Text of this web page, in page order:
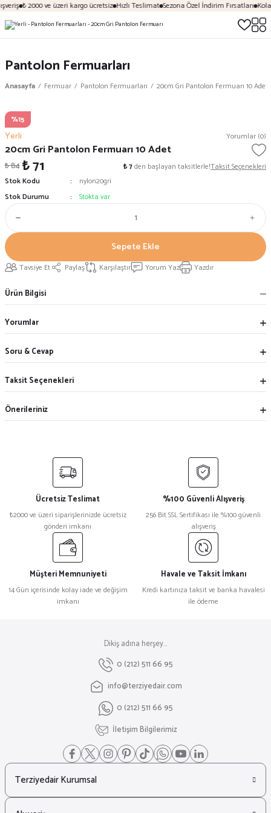
₺ 2000 ve üzeri kargo ücretsiz Hızlı Teslimat Sezona Özel İndirim Fırsatları
Pantolon Fermuarları
Anasayfa Fermuar Pantolon Fermuarları 20cm Gri Pantolon Fermuarı 10 Adet
%15
Yerli Yorumlar (0)
20cm Gri Pantolon Fermuarı 10 Adet
₺ 84₺ 71 ₺ 7den başlayan taksitlerle!Taksit Seçenekleri
Stok Kodu
nylon20gri
Stok Durumu
Stokta var
Sepete Ekle
Tavsiye Et Paylaş Karşılaştır Yorum Yaz Yazdır
Ürün Bilgisi
Yorumlar
Soru & Cevap
Taksit Seçenekleri
Önerileriniz
Ücretsiz Teslimat
₺2000 ve üzeri siparişlerinizde ücretsiz
gönderi imkanı
%100 Güvenli Alışveriş
256 Bit SSL Sertifikası ile %100 güvenli
alışveriş
Müşteri Memnuniyeti
14 Gün içerisinde kolay iade ve değişim
imkanı
Havale ve Taksit İmkanı
Kredi kartınıza taksit ve banka havalesi
ile ödeme
Dikiş adına herşey...
0 (212) 511 66 95
info@terziyedair.com
0 (212) 511 66 95
İletişim Bilgilerimiz
Terziyedair Kurumsal